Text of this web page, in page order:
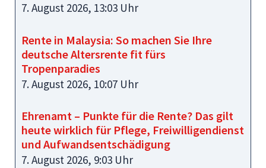
7. August 2026, 13:03 Uhr
Rente in Malaysia: So machen Sie Ihre
deutsche Altersrente fit fürs
Tropenparadies
7. August 2026, 10:07 Uhr
Ehrenamt – Punkte für die Rente? Das gilt
heute wirklich für Pflege, Freiwilligendienst
und Aufwandsentschädigung
7. August 2026, 9:03 Uhr